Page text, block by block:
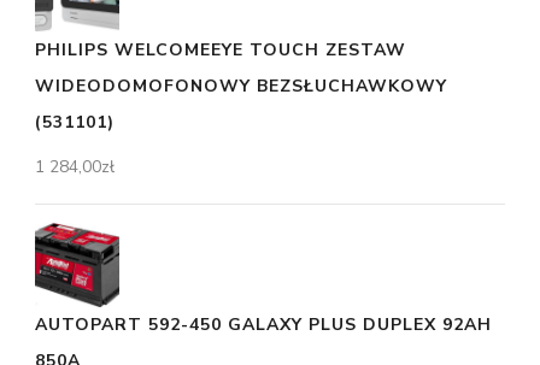
PHILIPS WELCOMEEYE TOUCH ZESTAW
WIDEODOMOFONOWY BEZSŁUCHAWKOWY
(531101)
1 284,00zł
AUTOPART 592-450 GALAXY PLUS DUPLEX 92AH
850A